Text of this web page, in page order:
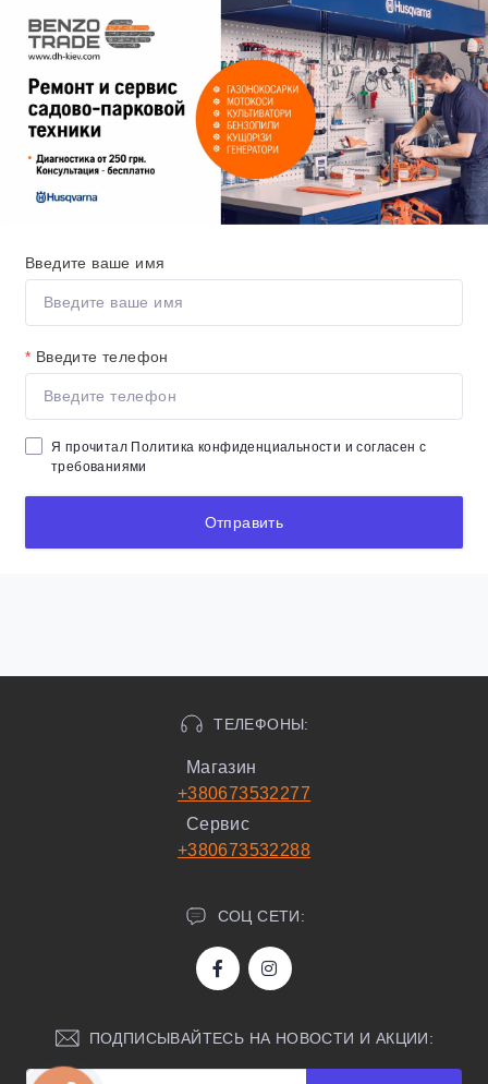
Введите ваше имя
* Введите телефон
Я прочитал Политика конфиденциальности и согласен с
требованиями
Отправить
ТЕЛЕФОНЫ:
Магазин
+380673532277
Сервис
+380673532288
СОЦ СЕТИ:
ПОДПИСЫВАЙТЕСЬ НА НОВОСТИ И АКЦИИ: